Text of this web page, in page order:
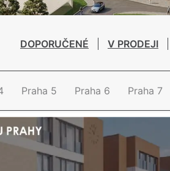
DOPORUČENÉ V PRODEJI
Praha 5 Praha 6 Praha 7